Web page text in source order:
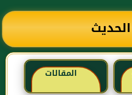
الحديث
المقالات